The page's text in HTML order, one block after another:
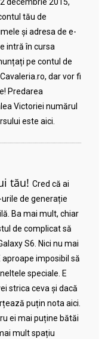
decembrie 2015,
tău de
și adresa de e-
intră în cursa
pe contul de
dar vor fi
Predarea
Victoriei numărul
este aici.
tău! Cred că ai
de generație
Ba mai mult, chiar
de complicat să
S6. Nici nu mai
imposibil să
speciale. E
strica ceva și dacă
puțin nota aici.
ei mai puține bătăi
mult spațiu